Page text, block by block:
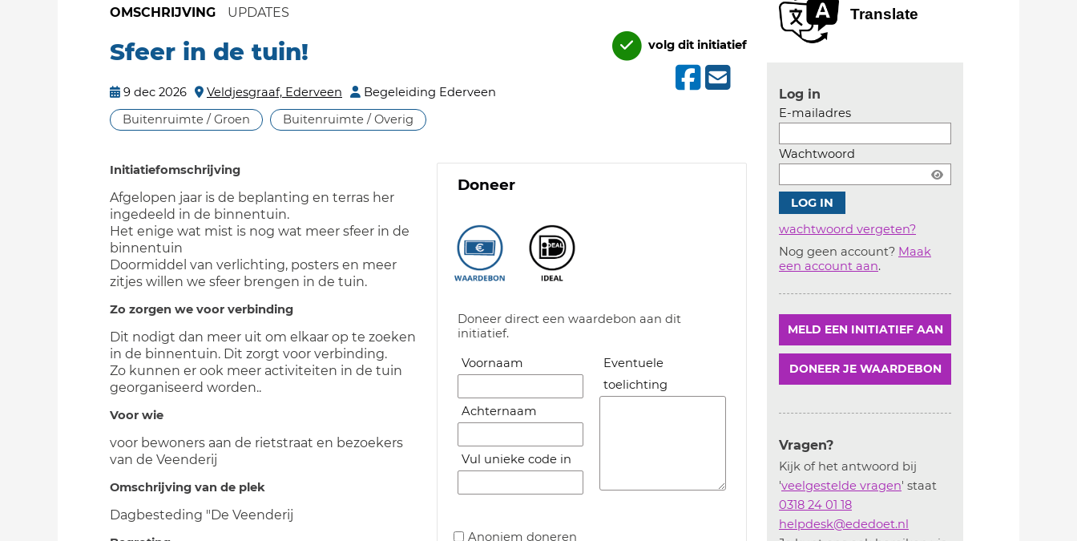
OMSCHRIJVING UPDATES
Sfeer in de tuin!
9 dec 2026 Veldjesgraaf, Ederveen
Begeleiding Ederveen
Buitenruimte / Groen
Buitenruimte / Overig
volg dit initiatief
Doneer
Doneer direct een waardebon aan dit
initiatief.
Voornaam
Achternaam
Vul unieke code in
Eventuele
toelichting
Anoniem doneren
Initiatiefomschrijving
Afgelopen jaar is de beplanting en terras her
ingedeeld in de binnentuin.
Het enige wat mist is nog wat meer sfeer in de
binnentuin
Doormiddel van verlichting, posters en meer
zitjes willen we sfeer brengen in de tuin.
Zo zorgen we voor verbinding
Dit nodigt dan meer uit om elkaar op te zoeken
in de binnentuin. Dit zorgt voor verbinding.
Zo kunnen er ook meer activiteiten in de tuin
georganiseerd worden..
Voor wie
voor bewoners aan de rietstraat en bezoekers
van de Veenderij
Omschrijving van de plek
Dagbesteding "De Veenderij
Translate
Log in
E-mailadres
Wachtwoord
wachtwoord vergeten?
Nog geen account? Maak
een account aan.
MELD EEN INITIATIEF AAN
DONEER JE WAARDEBON
Vragen?
Kijk of het antwoord bij
'veelgestelde vragen' staat
0318 24 01 18
helpdesk@ededoet.nl